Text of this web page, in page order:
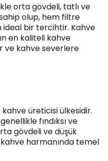
orta gövdeli, tatlı ve
olup, hem filtre
ideal bir tercihtir. Kahve
en kaliteli kahve
ve kahve severlere
kahve üreticisi ülkesidir.
fındıksı ve
gövdeli ve düşük
harmanında temel